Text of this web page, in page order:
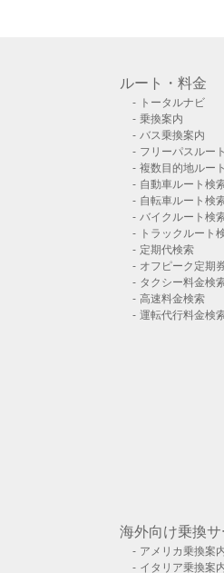
ルート・料金
トータルナビ
乗換案内
バス乗換案内
フリーパスルー
複数目的地ルー
自動車ルート検
自転車ルート検
バイクルート検
トラックルート
定期代検索
オフピーク定期
タクシー料金検
高速料金検索
運転代行料金検
海外向け乗換サ
アメリカ乗換案
イタリア乗換案